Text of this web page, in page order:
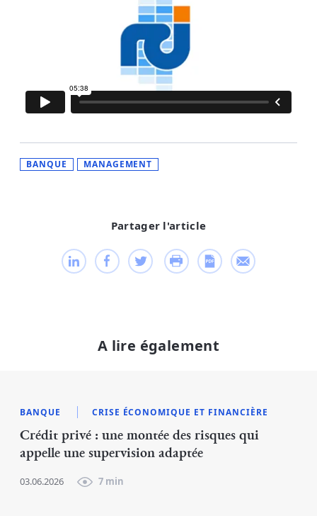
Partager l'article
BANQUE MANAGEMENT
A lire également
BANQUE CRISE ÉCONOMIQUE ET FINANCIÈRE
Crédit privé : une montée des risques qui
appelle une supervision adaptée
03.06.2026 7 min